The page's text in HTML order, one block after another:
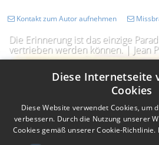
Die Erinnerung ist das einzige
vertrieben werden können. | Jean
Kontakt zum Autor aufnehmen
Diese Internetseite
Cookies
Diese Website verwendet Cookies, um
verbessern. Durch die Nutzung unserer
Cookies gemäß unserer Cookie-Richtlinie.